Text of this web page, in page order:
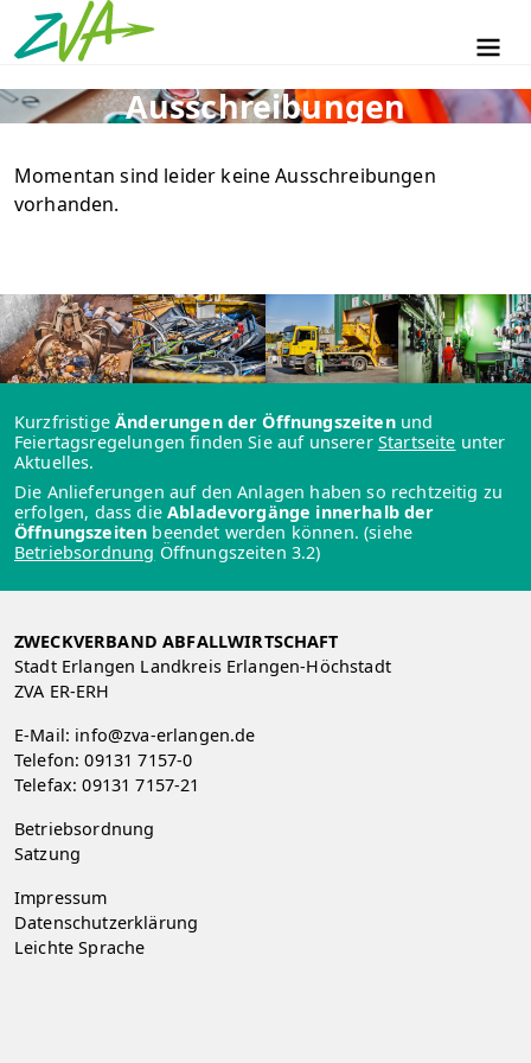
Ausschreibungen
Momentan sind leider keine Ausschreibungen
vorhanden.
KurzfristigeÄnderungen der Öffnungszeitenund
Feiertagsregelungen finden Sie auf unserer Startseite unter
Aktuelles.
Die Anlieferungen auf den Anlagen haben so rechtzeitig zu
erfolgen, dass dieAbladevorgänge innerhalb der
Öffnungszeiten beendet werden können. (siehe
Betriebsordnung Öffnungszeiten 3.2)
ZWECKVERBAND ABFALLWIRTSCHAFT
Stadt Erlangen Landkreis Erlangen-Höchstadt
ZVA ER-ERH
E-Mail: info@zva-erlangen.de
Telefon:09131 7157-0
Telefax: 09131 7157-21
Betriebsordnung
Satzung
Impressum
Datenschutzerklärung
Leichte Sprache